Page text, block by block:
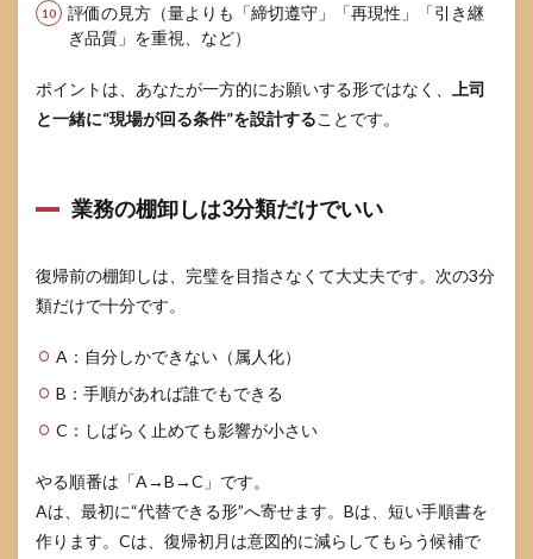
かな
いと
立て
直し
順が
立て
直し
テッ
プだ
け
5.2
感が
人ほ
るべ
き“見
える
化”
評価の見方（量よりも「締切遵守」「再現性」「引き継
ぎ品質」を重視、など）
ポイントは、あなたが一方的にお願いする形ではなく、
上司
と一緒に“現場が回る条件”を設計することです。
業務の棚卸しは3分類だけでいい
復帰前の棚卸しは、完璧を目指さなくて大丈夫です。次の3分
類だけで十分です。
A：自分しかできない（属人化）
B：手順があれば誰でもできる
C：しばらく止めても影響が小さい
やる順番は「A→B→C」です。
Aは、最初に“代替できる形”へ寄せます。Bは、短い手順書を
作ります。Cは、復帰初月は意図的に減らしてもらう候補で